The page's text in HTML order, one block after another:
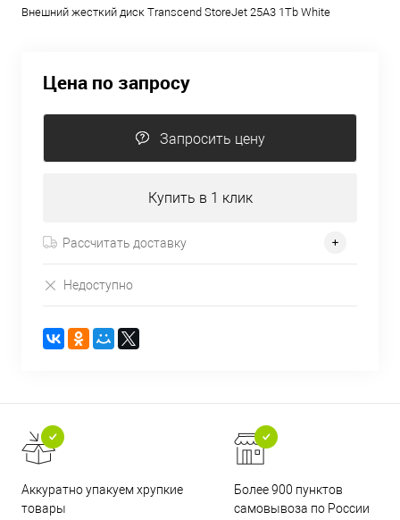
Внешний жесткий диск Transcend StoreJet 25A3 1Tb White
Цена по запросу
Запросить цену
Купить в 1 клик
Рассчитать доставку
Недоступно
Аккуратно упакуем хрупкие
товары
Более 900 пунктов
самовывоза по России